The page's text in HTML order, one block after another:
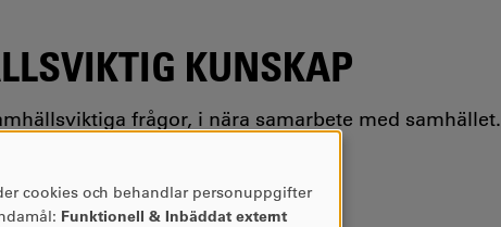
KUNSKAP
frågor, i nära samarbete med samhället.
cookies och behandlar personuppgifter
Funktionell & Inbäddat externt